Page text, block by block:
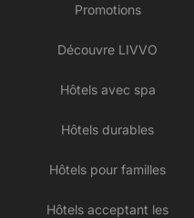
Promotions
Découvre LIVVO
Hôtels avec spa
Hôtels durables
Hôtels pour familles
Hôtels acceptant les